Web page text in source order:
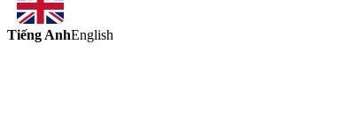
Tiếng AnhEnglish